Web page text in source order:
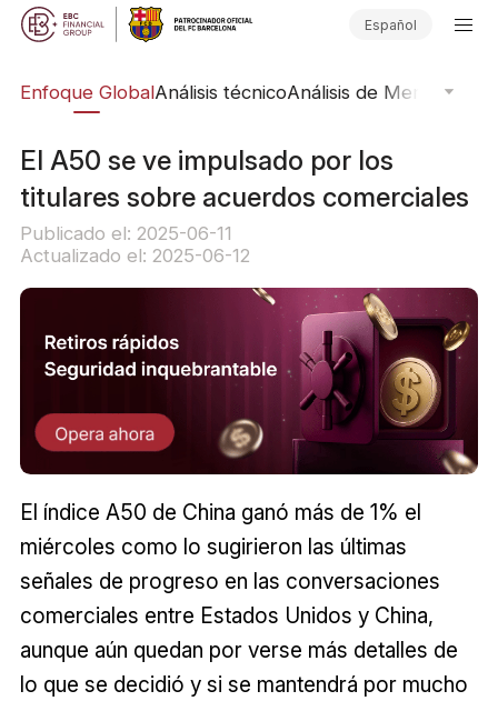
Español
Enfoque GlobalAnálisis técnicoAnálisis de Mercado
El A50 se ve impulsado por los
titulares sobre acuerdos comerciales
Publicado el: 2025-06-11
Actualizado el: 2025-06-12
El índice A50 de China ganó más de 1% el
miércoles como lo sugirieron las últimas
señales de progreso en las conversaciones
comerciales entre Estados Unidos y China,
aunque aún quedan por verse más detalles de
lo que se decidió y si se mantendrá por mucho